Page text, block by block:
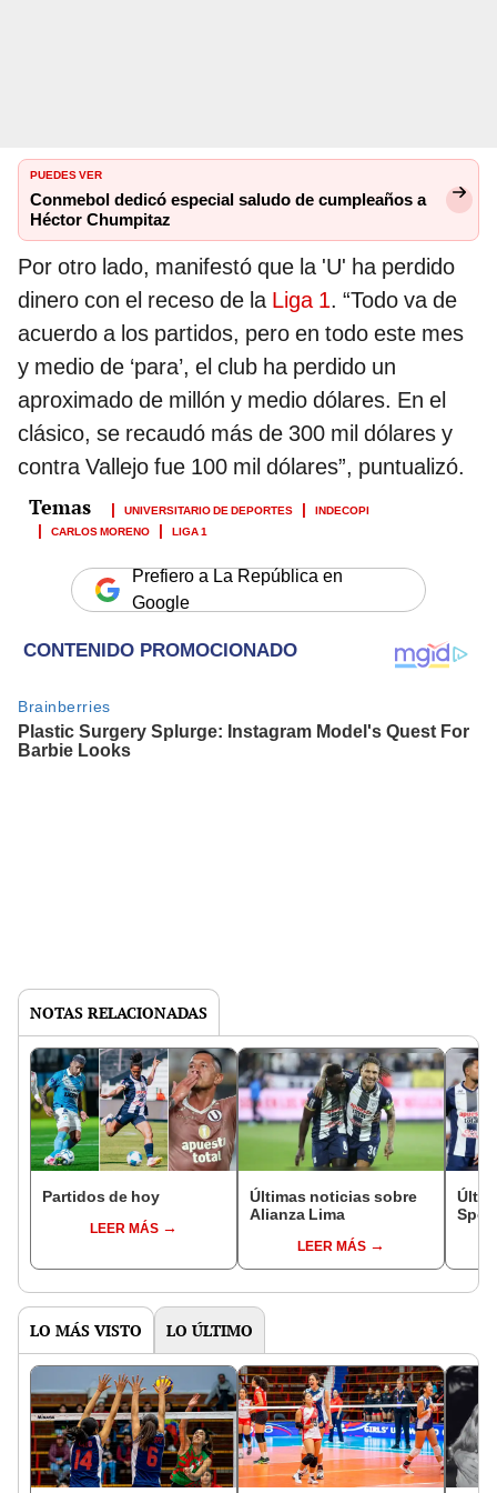
PUEDES VER
Conmebol dedicó especial saludo de cumpleaños a
Héctor Chumpitaz
Por otro lado, manifestó que la 'U' ha perdido
dinero con el receso de la Liga 1. “Todo va de
acuerdo a los partidos, pero en todo este mes
y medio de ‘para’, el club ha perdido un
aproximado de millón y medio dólares. En el
clásico, se recaudó más de 300 mil dólares y
contra Vallejo fue 100 mil dólares”, puntualizó.
UNIVERSITARIO DE DEPORTES
INDECOPI
CARLOS MORENO
LIGA 1
Prefiero a La República en
Google
NOTAS RELACIONADAS
Partidos de hoy
LEER MÁS
Últimas noticias sobre
Alianza Lima
LEER MÁS
LO MÁS VISTO LO ÚLTIMO